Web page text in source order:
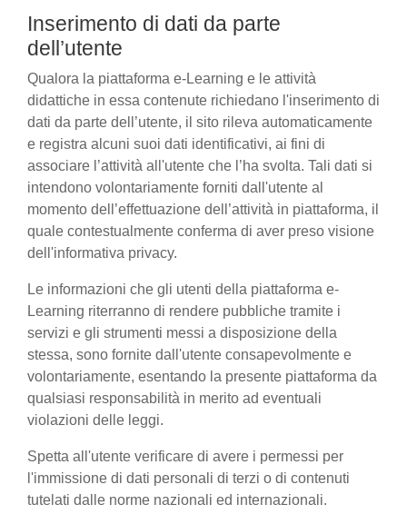
Inserimento di dati da parte
dell’utente
Qualora la piattaforma e-Learning e le attività
didattiche in essa contenute richiedano l'inserimento di
dati da parte dell’utente, il sito rileva automaticamente
e registra alcuni suoi dati identificativi, ai fini di
associare l’attività all'utente che l’ha svolta. Tali dati si
intendono volontariamente forniti dall'utente al
momento dell’effettuazione dell’attività in piattaforma, il
quale contestualmente conferma di aver preso visione
dell'informativa privacy.
Le informazioni che gli utenti della piattaforma e-
Learning riterranno di rendere pubbliche tramite i
servizi e gli strumenti messi a disposizione della
stessa, sono fornite dall'utente consapevolmente e
volontariamente, esentando la presente piattaforma da
qualsiasi responsabilità in merito ad eventuali
violazioni delle leggi.
Spetta all'utente verificare di avere i permessi per
l'immissione di dati personali di terzi o di contenuti
tutelati dalle norme nazionali ed internazionali.